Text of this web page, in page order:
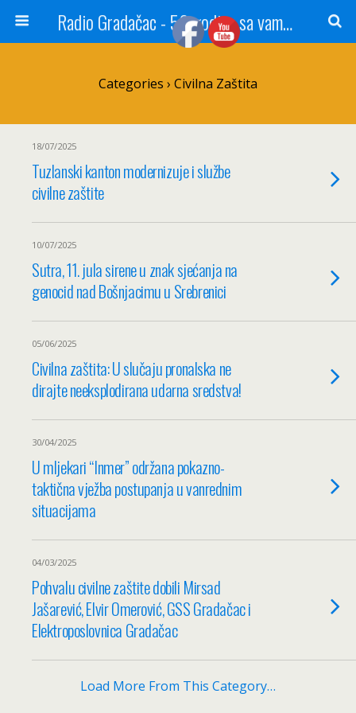
Radio Gradačac - 56 godina sa vama...
Categories › Civilna Zaštita
18/07/2025
Tuzlanski kanton modernizuje i službe
civilne zaštite
10/07/2025
Sutra, 11. jula sirene u znak sjećanja na
genocid nad Bošnjacimu u Srebrenici
05/06/2025
Civilna zaštita: U slučaju pronalska ne
dirajte neeksplodirana udarna sredstva!
30/04/2025
U mljekari “Inmer” održana pokazno-
taktična vježba postupanja u vanrednim
situacijama
04/03/2025
Pohvalu civilne zaštite dobili Mirsad
Jašarević, Elvir Omerović, GSS Gradačac i
Elektroposlovnica Gradačac
Load More From This Category…